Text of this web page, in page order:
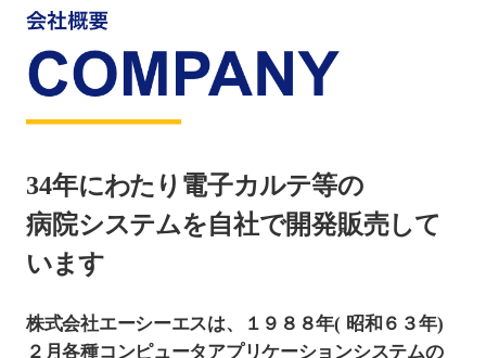
34年にわたり電子カルテ等の
病院システムを自社で開発販売して
います
株式会社エーシーエスは、１９８８年( 昭和６３年)
２月各種コンピュータアプリケーションシステムの